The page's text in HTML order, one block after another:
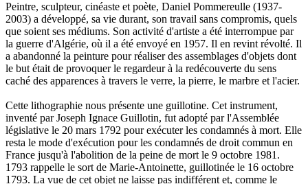
Peintre, sculpteur, cinéaste et poète, Daniel Pommereulle (1937-
2003) a développé, sa vie durant, son travail sans compromis, quels
que soient ses médiums. Son activité d'artiste a été interrompue par
la guerre d'Algérie, où il a été envoyé en 1957. Il en revint révolté. Il
a abandonné la peinture pour réaliser des assemblages d'objets dont
le but était de provoquer le regardeur à la redécouverte du sens
caché des apparences à travers le verre, la pierre, le marbre et l'acier.
Cette lithographie nous présente une guillotine. Cet instrument,
inventé par Joseph Ignace Guillotin, fut adopté par l'Assemblée
législative le 20 mars 1792 pour exécuter les condamnés à mort. Elle
resta le mode d'exécution pour les condamnés de droit commun en
France jusqu'à l'abolition de la peine de mort le 9 octobre 1981.
1793 rappelle le sort de Marie-Antoinette, guillotinée le 16 octobre
1793. La vue de cet objet ne laisse pas indifférent et, comme le